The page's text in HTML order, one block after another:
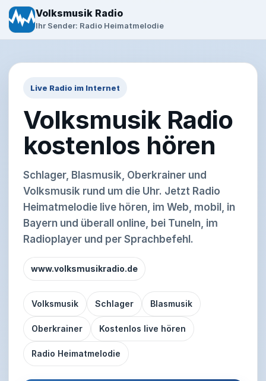
Volksmusik Radio
Ihr Sender: Radio Heimatmelodie
Live Radio im Internet
Volksmusik Radio
kostenlos hören
Schlager, Blasmusik, Oberkrainer und
Volksmusik rund um die Uhr. Jetzt Radio
Heimatmelodie live hören, im Web, mobil, in
Bayern und überall online, bei TuneIn, im
Radioplayer und per Sprachbefehl.
www.volksmusikradio.de
Volksmusik Schlager Blasmusik
Oberkrainer Kostenlos live hören
Radio Heimatmelodie